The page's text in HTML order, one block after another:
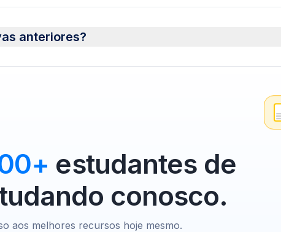
anteriores?
estudantes de
conosco.
aos melhores recursos hoje mesmo.